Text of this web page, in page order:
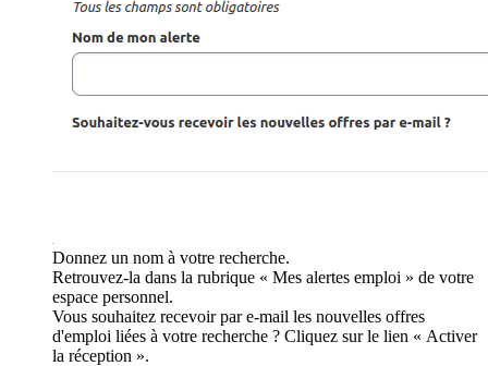
Donnez un nom à votre recherche.
Retrouvez-la dans la rubrique « Mes alertes emploi » de votre
espace personnel.
Vous souhaitez recevoir par e-mail les nouvelles offres
d'emploi liées à votre recherche ? Cliquez sur le lien « Activer
la réception ».